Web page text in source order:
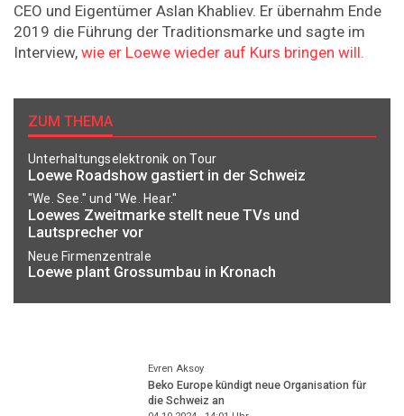
CEO und Eigentümer Aslan Khabliev. Er übernahm Ende
2019 die Führung der Traditionsmarke und sagte im
Interview, wie er Loewe wieder auf Kurs bringen will.
ZUM THEMA
Unterhaltungselektronik on Tour
Loewe Roadshow gastiert in der Schweiz
"We. See." und "We. Hear."
Loewes Zweitmarke stellt neue TVs und
Lautsprecher vor
Neue Firmenzentrale
Loewe plant Grossumbau in Kronach
Evren Aksoy
Beko Europe kündigt neue Organisation für
die Schweiz an